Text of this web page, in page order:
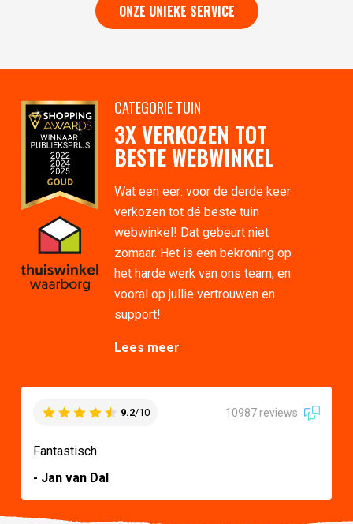
ONZE UNIEKE SERVICE
CATEGORIE TUIN
3X VERKOZEN TOT
BESTE WEBWINKEL
Wat een eer: voor de derde keer
verkozen tot dé beste tuin
webwinkel! Dat gebeurt niet
zomaar. Het is een bekroning op
het harde werk van ons team, en
vooral op jullie vertrouwen en
support!
Lees meer
9.2/10 10987 reviews
Fantastisch
- Jan van Dal